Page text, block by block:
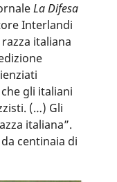
La Difesa
Interlandi
italiana
gli italiani
(…) Gli
italiana”.
centinaia di